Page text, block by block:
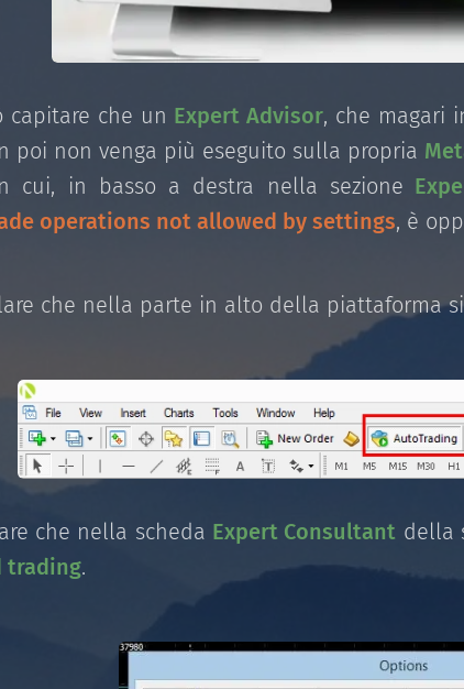
capitare che un Expert Advisor, che magari
poi non venga più eseguito sulla propria
cui, in basso a destra nella sezione
operations not allowed by settings, è
che nella parte in alto della piattaforma
che nella scheda Expert Consultant della
trading.